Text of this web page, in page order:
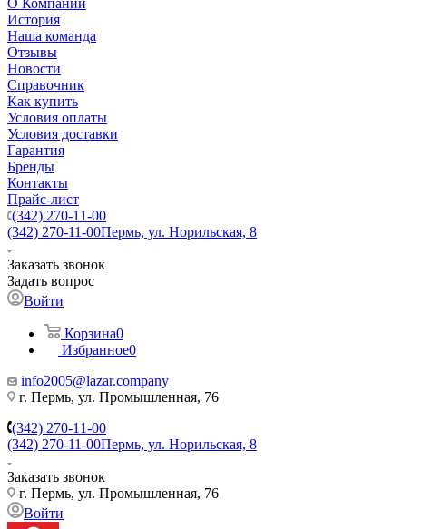
История
Наша команда
Отзывы
Новости
Справочник
Как купить
Условия оплаты
Условия доставки
Гарантия
Бренды
Контакты
Прайс-лист
(342) 270-11-00
(342) 270-11-00Пермь, ул. Норильская, 8
Заказать звонок
Задать вопрос
Войти
Корзина0
Избранное0
info2005@lazar.company
г. Пермь, ул. Промышленная, 76
(342) 270-11-00
(342) 270-11-00Пермь, ул. Норильская, 8
Заказать звонок
г. Пермь, ул. Промышленная, 76
Войти